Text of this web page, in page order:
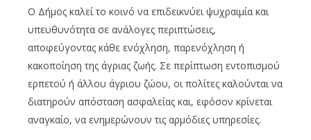
Ο Δήμος καλεί το κοινό να επιδεικνύει ψυχραιμία και
υπευθυνότητα σε ανάλογες περιπτώσεις,
αποφεύγοντας κάθε ενόχληση, παρενόχληση ή
κακοποίηση της άγριας ζωής. Σε περίπτωση εντοπισμού
ερπετού ή άλλου άγριου ζώου, οι πολίτες καλούνται να
διατηρούν απόσταση ασφαλείας και, εφόσον κρίνεται
αναγκαίο, να ενημερώνουν τις αρμόδιες υπηρεσίες.